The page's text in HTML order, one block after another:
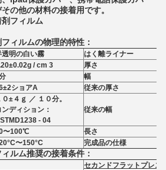
の他の材料の接着用です。
フィルム
ィルムの物理的特性：
透明の白い霧
はく離ライナー
/ cm 3
厚さ
幅
ショアA
従来の厚さ
０±４ｇ ／ １０分。
ンディション：
- 04
従来の幅
〜100℃
長さ
〜150°C 完成品の仕様
ルム推奨の接着条件：
セカンドフラットプレス